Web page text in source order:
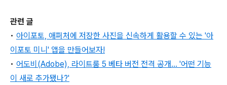
관련 글
• 아이포토, 애퍼처에 저장한 사진을 신속하게 활용할 수 있는 '아
이포토 미니' 앱을 만들어보자!
• 어도비(Adobe), 라이트룸 5 베타 버전 전격 공개… '어떤 기능
이 새로 추가됐나?'